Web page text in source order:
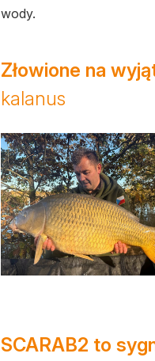
wody.
Złowione na
kalanus
SCARAB2 to